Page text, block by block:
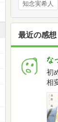
知念実希人
最近の感
な
初
相